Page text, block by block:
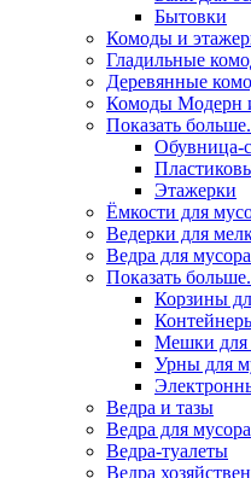
Бытовки
Комоды и
Гладильные
Деревянные
Комоды Модерн
Показать
Обувница-
Этажерки
Ёмкости для
Ведерки для
Ведра для
Показать
Корзины
Мешки для
Урны для
Ведра и тазы
Ведра для мусора
Ведра-туалеты
Ведра